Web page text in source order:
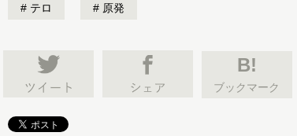
テロ 原発
B!
ブックマーク